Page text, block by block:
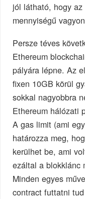
jól látható, hogy
mennyiségű
Persze téves
Ethereum
pályára lépne. Az
fixen 10GB körül
sokkal nagyobbra
Ethereum hálózati
A gas limit (ami
határozza meg,
kerülhet be, ami
ezáltal a blokklánc
Minden egyes
contract futtatni